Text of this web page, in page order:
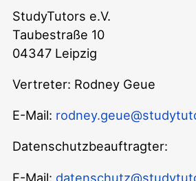
StudyTutors e.V.
Taubestraße 10
04347 Leipzig
Vertreter: Rodney Geue
E-Mail:
Datenschutzbeauftragter:
E-Mail: